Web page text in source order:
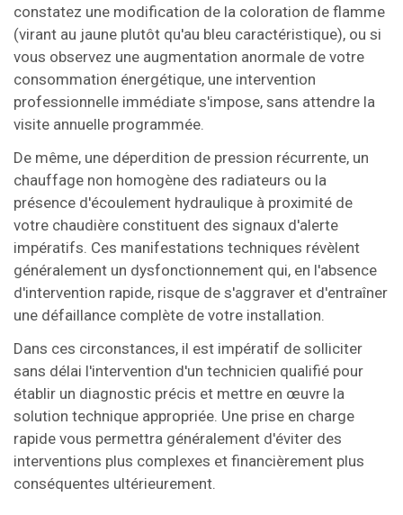
constatez une modification de la coloration de flamme
(virant au jaune plutôt qu'au bleu caractéristique), ou si
vous observez une augmentation anormale de votre
consommation énergétique, une intervention
professionnelle immédiate s'impose, sans attendre la
visite annuelle programmée.
De même, une déperdition de pression récurrente, un
chauffage non homogène des radiateurs ou la
présence d'écoulement hydraulique à proximité de
votre chaudière constituent des signaux d'alerte
impératifs. Ces manifestations techniques révèlent
généralement un dysfonctionnement qui, en l'absence
d'intervention rapide, risque de s'aggraver et d'entraîner
une défaillance complète de votre installation.
Dans ces circonstances, il est impératif de solliciter
sans délai l'intervention d'un technicien qualifié pour
établir un diagnostic précis et mettre en œuvre la
solution technique appropriée. Une prise en charge
rapide vous permettra généralement d'éviter des
interventions plus complexes et financièrement plus
conséquentes ultérieurement.